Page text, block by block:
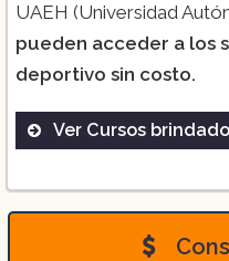
UAEH (Universidad
pueden acceder a los
deportivo sin costo.
Ver Cursos